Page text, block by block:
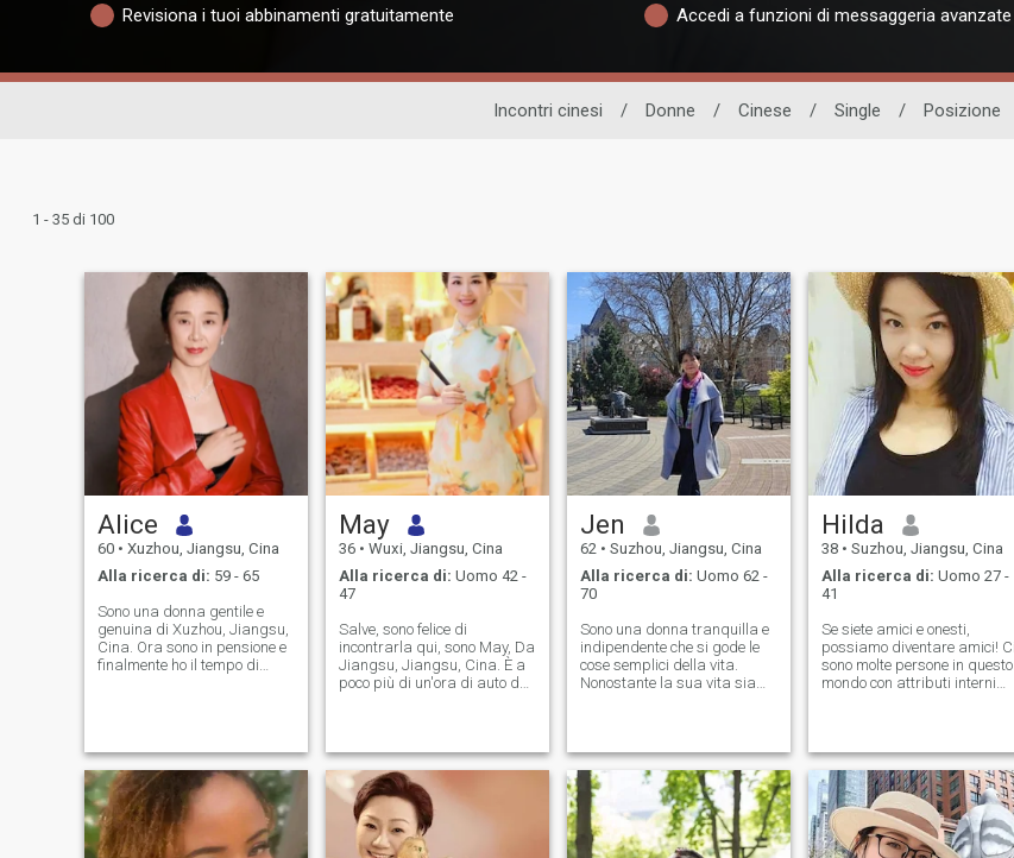
Revisiona i tuoi abbinamenti gratuitamente Accedi a funzioni di messaggeria avanzate
Incontri cinesi / Donne / Cinese / Single / Posizione
1 - 35 di 100
Alice
60 • Xuzhou, Jiangsu, Cina
Alla ricerca di: 59 - 65
Sono una donna gentile e
genuina di Xuzhou, Jiangsu,
Cina. Ora sono in pensione e
finalmente ho il tempo di
tradizionale cinese e sul
benessere. Ho una figlia
adulta che sta già lavorando
e vivendo in modo
indipendente, quindi ora non
vedo l'ora di iniziare un nuovo
May
36 • Wuxi, Jiangsu, Cina
Alla ricerca di: Uomo 42 -
47
Salve, sono felice di
incontrarla qui, sono May, Da
Jiangsu, Jiangsu, Cina. È a
poco più di un'ora di auto da
bellissimo paesaggio ed è
conosciuto come la terra del
pesce e del riso Sono una
persona semplice, informale
e non vincolata dai dettagli,
ho sempre mantenuto uno
Jen
62 • Suzhou, Jiangsu, Cina
Alla ricerca di: Uomo 62 -
70
Sono una donna tranquilla e
indipendente che si gode le
cose semplici della vita.
Nonostante la sua vita sia
per i suoi amici. Essere
completamente in pensione
mi permette di dedicare il
mio tempo a fare ciò che mi
piace, cercando di migliorare
le mie abilità culinarie,
Hilda
38 • Suzhou, Jiangsu, Cina
Alla ricerca di: Uomo 27 -
41
Se siete amici e onesti,
possiamo diventare amici! Ci
sono molte persone in questo
mondo con attributi interni
Completamente diverso! Ad
esempio, si pensa che il sud
degli occidentali debba
essere aperto, fiducioso e
coraggioso, ma non è così
Solo felice di mostrare un